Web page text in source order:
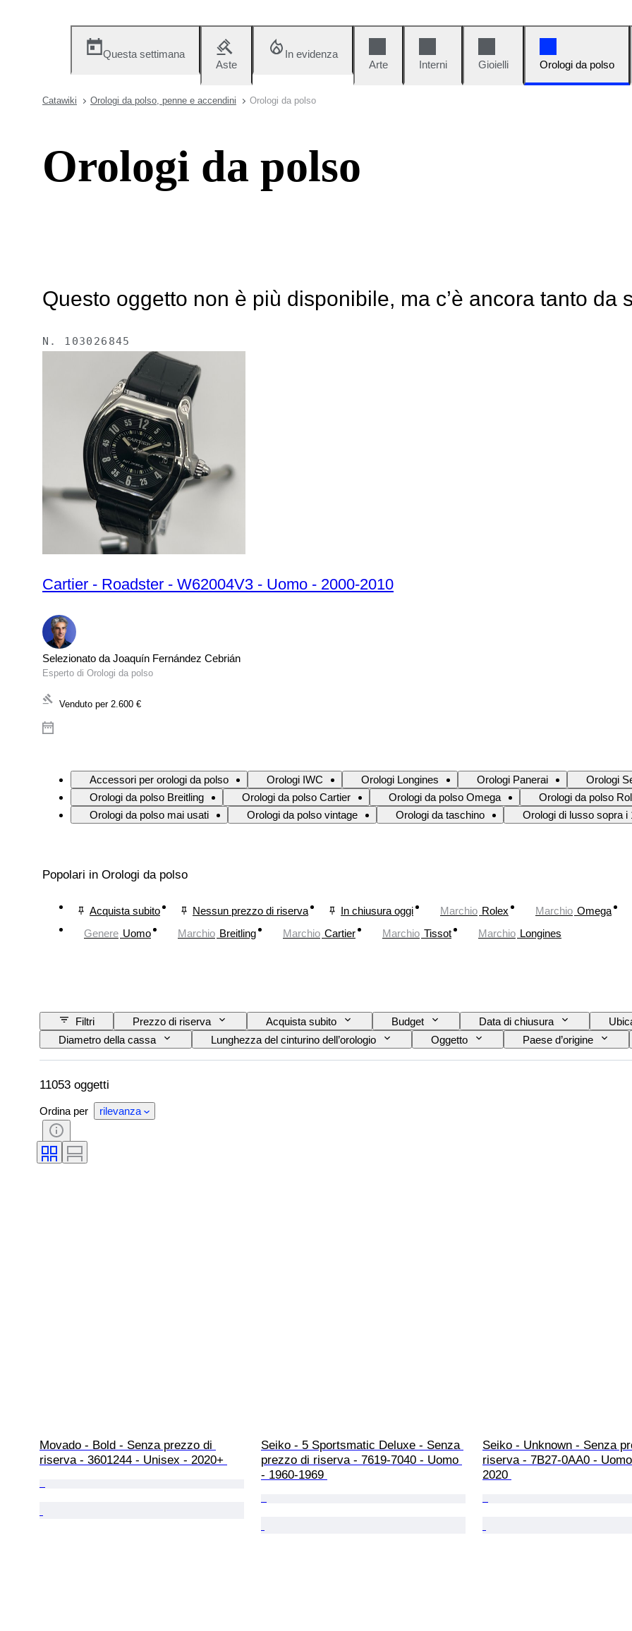
Questa settimana
Aste
In evidenza
Arte
Interni Gioielli Orologi da polso
Catawiki Orologi da polso, penne e accendini Orologi da polso
Orologi da polso
Questo oggetto non è più disponibile, ma c’è ancora tanto da
N. 103026845
Cartier - Roadster - W62004V3 - Uomo - 2000-2010
Selezionato da Joaquín Fernández Cebrián
Esperto di Orologi da polso
Venduto per 2.600 €
Accessori per orologi da polso Orologi IWC Orologi Longines Orologi Panerai Orologi
Orologi da polso Breitling
Orologi da polso Cartier Orologi da polso Omega Orologi da polso
Orologi da polso mai usati
Orologi da polso vintage Orologi da taschino Orologi di lusso sopra i
Popolari in Orologi da polso
Acquista subito Nessun prezzo di riserva In chiusura oggi Marchio Rolex Marchio Omega
Genere Uomo Marchio Breitling Marchio Cartier Marchio Tissot Marchio Longines
Filtri Prezzo di riserva Acquista subito Budget Data di chiusura
Diametro della cassa
Lunghezza del cinturino dell’orologio Oggetto Paese d’origine
Condizioni
Periodo Certificato Soggetto Stile Rilegatura
11053 oggetti
Ordina per rilevanza
Movado - Bold - Senza prezzo di
riserva - 3601244 - Unisex - 2020+
Seiko - 5 Sportsmatic Deluxe - Senza
prezzo di riserva - 7619-7040 - Uomo
- 1960-1969
Seiko - Unknown - Senza
riserva - 7B27-0AA0 -
2020